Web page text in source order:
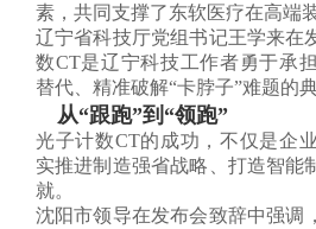
素，共同支撑了东软医疗在高端
辽宁省科技厅党组书记王学来在
数CT是辽宁科技工作者勇于承
替代、精准破解“卡脖子”难题的
从“跟跑”到“领跑”
光子计数CT的成功，不仅是企
实推进制造强省战略、打造智能
就。
沈阳市领导在发布会致辞中强调